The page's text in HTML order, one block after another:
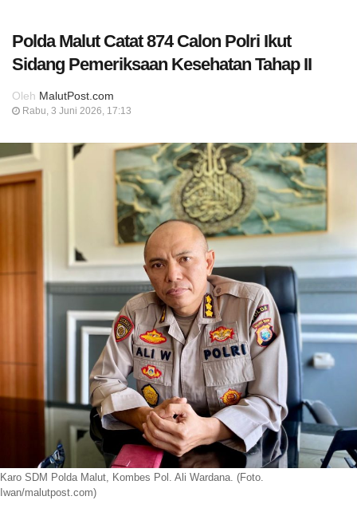
Polda Malut Catat 874 Calon Polri Ikut
Sidang Pemeriksaan Kesehatan Tahap II
Oleh MalutPost.com
Rabu, 3 Juni 2026, 17:13
Karo SDM Polda Malut, Kombes Pol. Ali Wardana. (Foto.
Iwan/malutpost.com)